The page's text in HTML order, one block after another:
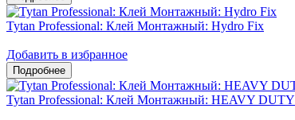
Tytan Professional: Клей Монтажный: Hydro Fix
Добавить в избранное
Tytan Professional: Клей Монтажный: HEAVY DUTY